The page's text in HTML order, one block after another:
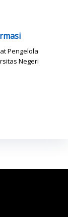
Pengelola
Negeri